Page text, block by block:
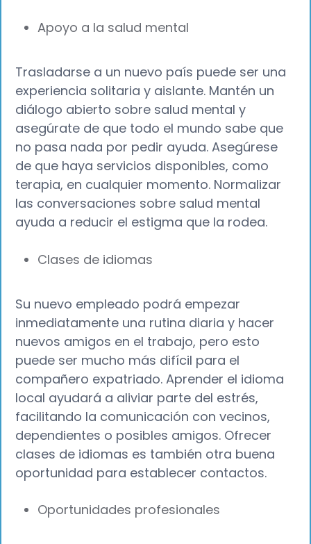
Apoyo a la salud mental
Trasladarse a un nuevo país puede ser una
experiencia solitaria y aislante. Mantén un
diálogo abierto sobre salud mental y
asegúrate de que todo el mundo sabe que
no pasa nada por pedir ayuda. Asegúrese
de que haya servicios disponibles, como
terapia, en cualquier momento. Normalizar
las conversaciones sobre salud mental
ayuda a reducir el estigma que la rodea.
Clases de idiomas
Su nuevo empleado podrá empezar
inmediatamente una rutina diaria y hacer
nuevos amigos en el trabajo, pero esto
puede ser mucho más difícil para el
compañero expatriado. Aprender el idioma
local ayudará a aliviar parte del estrés,
facilitando la comunicación con vecinos,
dependientes o posibles amigos. Ofrecer
clases de idiomas es también otra buena
oportunidad para establecer contactos.
Oportunidades profesionales